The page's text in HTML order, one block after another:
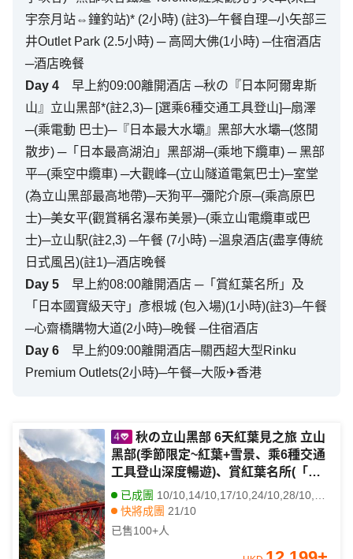
宇奈月站⇔鐘釣站)* (2小時) (註3)─午餐自理─小矢部三
井Outlet Park (2.5小時) ─ 高岡大佛(1小時) ─住宿酒店
─酒店晚餐
Day 4
早上約09:00離開酒店 ─秋の『日本阿爾卑斯
山』立山黑部*(註2,3)─ [選乘6種交通工具登山]─扇澤
─(乘電動 巴士)─『日本最大水壩』黑部大水壩─(悠閒
散步) ─「日本最高湖泊」黑部湖─(乘地下纜車) ─ 黑部
平─(乘空中纜車) ─大觀峰─(立山隧道電氣巴士)─室堂
(為立山黑部最高地帶)─天狗平─彌陀介原─(乘高原巴
士)─美女平(觀賞稱名瀑布美景)─(乘立山電纜車或巴
士)─立山駅(註2,3) ─午餐 (7小時) ─溫泉酒店(盡享傳統
日式風呂)(註1)─酒店晚餐
Day 5
早上約08:00離開酒店 ─「賞紅葉名所」及
「日本國寶級天守」彥根城 (包入場)(1小時)(註3)─午餐
─心齋橋購物大道(2小時)─晚餐 ─住宿酒店
Day 6
早上約09:00離開酒店─關西超大型Rinku
Premium Outlets(2小時)─午餐─大阪✈香港
秋の立山黑部 6天紅葉見之旅 立山
黑部(季節限定~紅葉+雪景、乘6種交通
工具登山深度暢遊)、賞紅葉名所(「米
芝蓮二星景點」永平寺、「日本三大名
園」兼六園、「日本國寶級天守」彥根
城)
已成團 10/10,14/10,17/10,24/10,28/10,31/10
快將成團 21/10
已售100+人